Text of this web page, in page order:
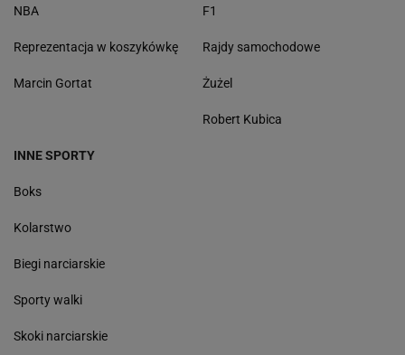
NBA
Reprezentacja w koszykówkę
Marcin Gortat
F1
Rajdy samochodowe
Żużel
Robert Kubica
INNE SPORTY
Boks
Kolarstwo
Biegi narciarskie
Sporty walki
Skoki narciarskie